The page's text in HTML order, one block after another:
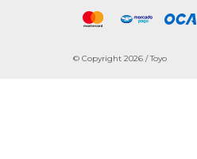
© Copyright 2026 / Toyo